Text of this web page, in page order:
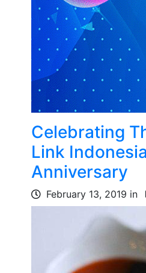
Celebrating
Link Indonesia
Anniversary
February 13, 2019 in